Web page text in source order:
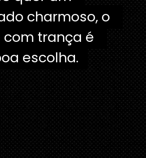
charmoso, o
trança é
escolha.
charmoso, o
trança é
escolha.